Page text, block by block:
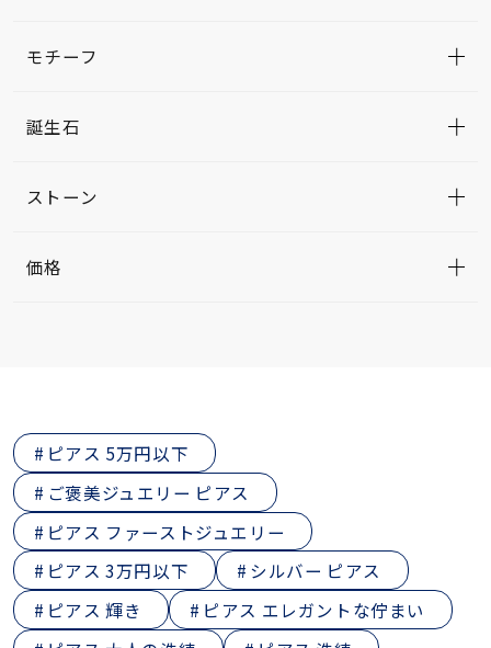
モチーフ
誕生石
ストーン
価格
ピアス 5万円以下
ご褒美ジュエリー ピアス
ピアス ファーストジュエリー
ピアス 3万円以下
シルバー ピアス
ピアス 輝き
ピアス エレガントな佇まい